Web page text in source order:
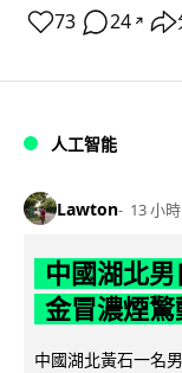
73 24 ↗
人工智能
Lawton 13 小時
中國湖北
金冒濃煙驚
中國湖北黃石一名